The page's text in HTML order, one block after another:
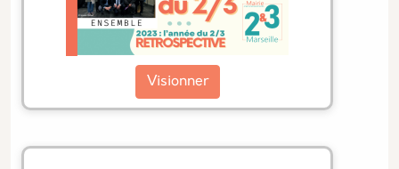
Visionner